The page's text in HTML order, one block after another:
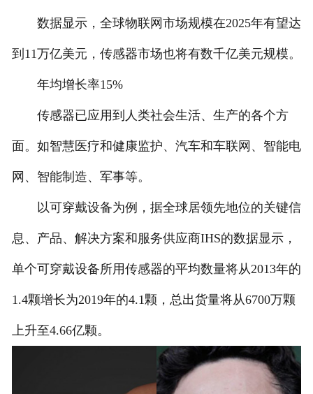
数据显示，全球物联网市场规模在2025年有望达
到11万亿美元，传感器市场也将有数千亿美元规模。
年均增长率15%
传感器已应用到人类社会生活、生产的各个方
面。如智慧医疗和健康监护、汽车和车联网、智能电
网、智能制造、军事等。
以可穿戴设备为例，据全球居领先地位的关键信
息、产品、解决方案和服务供应商IHS的数据显示，
单个可穿戴设备所用传感器的平均数量将从2013年的
1.4颗增长为2019年的4.1颗，总出货量将从6700万颗
上升至4.66亿颗。